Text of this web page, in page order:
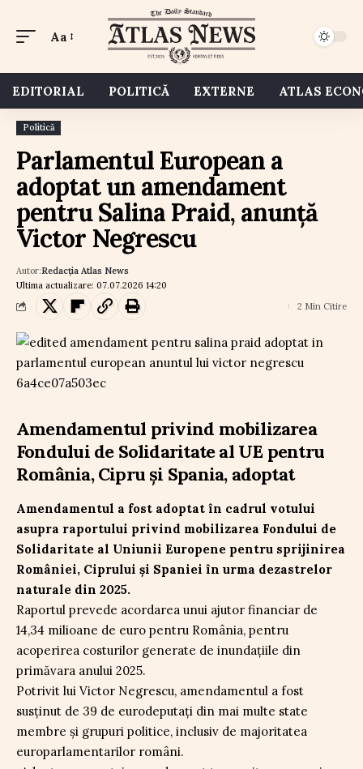
Aa
EDITORIAL POLITICĂ EXTERNE ATLAS
Politică
Parlamentul European a
adoptat un amendament
pentru Salina Praid, anunță
Victor Negrescu
Ultima actualizare: 07.07.2026 14:20
Autor:Redacția Atlas News
2 Min Citire
Amendamentul privind mobilizarea
Fondului de Solidaritate al UE pentru
România, Cipru și Spania, adoptat
Amendamentul a fost adoptat în cadrul votului
asupra raportului privind mobilizarea Fondului de
Solidaritate al Uniunii Europene pentru sprijinirea
României, Ciprului și Spaniei în urma dezastrelor
naturale din 2025.
Raportul prevede acordarea unui ajutor financiar de
14,34 milioane de euro pentru România, pentru
acoperirea costurilor generate de inundațiile din
primăvara anului 2025.
Potrivit lui Victor Negrescu, amendamentul a fost
susținut de 39 de eurodeputați din mai multe state
membre și grupuri politice, inclusiv de majoritatea
europarlamentarilor români.